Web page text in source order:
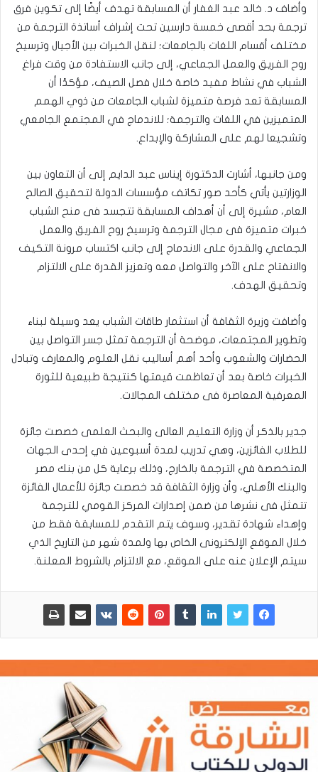
وأضاف د. خالد عبد الغفار أن المسابقة تهدف أيضًا إلى تكوين فرق
ترجمة بحد أقصى خمسة دارسين تحت إشراف أساتذة الترجمة من
مختلف أقسام اللغات بالجامعات؛ لنقل الخبرات بين الأجيال وترسيخ
روح الفريق والعمل الجماعي، إلى جانب الاستفادة من وقت فراغ
الشباب في نشاط مفيد خاصة خلال فصل الصيف، مؤكدًا أن
المسابقة تعد فرصة متميزة لشباب الجامعات من ذوي الهمم
المتميزين في اللغات والترجمة؛ للاندماج في المجتمع الجامعي
وتشجيعا لهم على المشاركة والإبداع.
ومن جانبها، أشارت الدكتورة إيناس عبد الدايم إلى أن التعاون بين
الوزارتين يأتي كأحد صور تكاتف مؤسسات الدولة لتحقيق الصالح
العام، مشيرة إلى أن أهداف المسابقة تتجسد فى منح الشباب
خبرات متميزة فى مجال الترجمة وترسيخ روح الفريق والعمل
الجماعي والقدرة على الاندماج إلى جانب اكتساب مرونة التكيف
والانفتاح على الآخر والتواصل معه وتعزيز القدرة على الالتزام
وتحقيق الهدف.
وأضافت وزيرة الثقافة أن استثمار طاقات الشباب يعد وسيلة لبناء
وتطوير المجتمعات، موضحة أن الترجمة تمثل جسر التواصل بين
الحضارات والشعوب وأحد أهم أساليب نقل العلوم والمعارف وتبادل
الخبرات خاصة بعد أن تعاظمت قيمتها كنتيجة طبيعية للثورة
المعرفية المعاصرة فى مختلف المجالات.
جدير بالذكر أن وزارة التعليم العالى والبحث العلمى خصصت جائزة
للطلاب الفائزين، وهي تدريب لمدة أسبوعين في إحدى الجهات
المتخصصة في الترجمة بالخارج، وذلك برعاية كل من بنك مصر
والبنك الأهلي، وأن وزارة الثقافة قد خصصت جائزة للأعمال الفائزة
تتمثل فى نشرها من ضمن إصدارات المركز القومي للترجمة
وإهداء شهادة تقدير، وسوف يتم التقدم للمسابقة فقط من
خلال الموقع الإلكترونى الخاص بها ولمدة شهر من التاريخ الذي
سيتم الإعلان عنه على الموقع، مع الالتزام بالشروط المعلنة.